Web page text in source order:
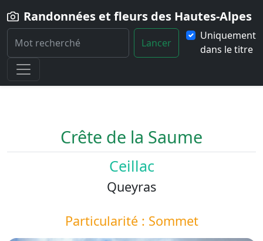
Randonnées et fleurs des Hautes-Alpes
Lancer
Uniquement
dans le titre
Home
Paysage Crete-de-la-Saume
Crête de la Saume
Ceillac
Queyras
Particularité : Sommet